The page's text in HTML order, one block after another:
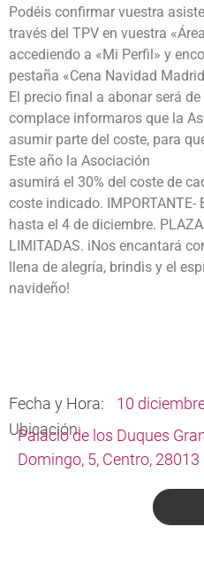
Podéis confirmar vuestra
través del TPV en vuestra
accediendo a «Mi Perfil» y
pestaña «Cena Navidad
El precio final a abonar será
complace informaros que la
asumir parte del coste, para
Este año la Asociación
asumirá el 30% del coste de
coste indicado.
hasta el 4 de diciembre.
LIMITADAS. iNos encantará
llena de alegría, brindis y el
navideño!
Fecha y Hora: 10
Ubicación:
Palacio de los Duques
Domingo, 5, Centro,